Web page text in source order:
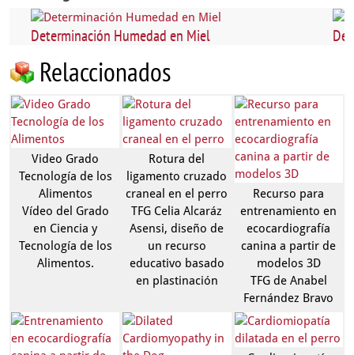
Determinación Humedad en Miel
Relaccionados
Video Grado
Tecnología de los
Alimentos
Vídeo del Grado
en Ciencia y
Tecnología de los
Alimentos.
Rotura del
ligamento cruzado
craneal en el perro
TFG Celia Alcaráz
Asensi, diseño de
un recurso
educativo basado
en plastinación
Recurso para
entrenamiento en
ecocardiografía
canina a partir de
modelos 3D
TFG de Anabel
Fernández Bravo